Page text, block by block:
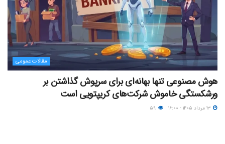
مقالات عمومی
هوش مصنوعی تنها بهانه‌ای برای سرپوش گذاشتن بر
ورشکستگی خاموش شرکت‌های کریپتویی است